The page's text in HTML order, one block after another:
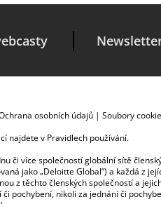
osobních údajů | Soubory
najdete v Pravidlech používání.
či více společností globální sítě
jako „Deloitte Global“) a každá z
z těchto členských společností a
pochybení, nikoli za jednání či